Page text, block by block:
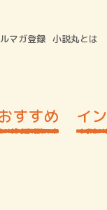
マガ登録 小説丸とは
すすめ イ